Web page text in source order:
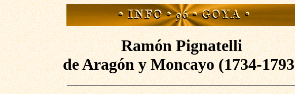
Ramón Pignatelli
de Aragón y Moncayo (1734-